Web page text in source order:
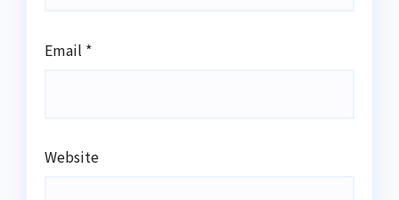
Email *
Website